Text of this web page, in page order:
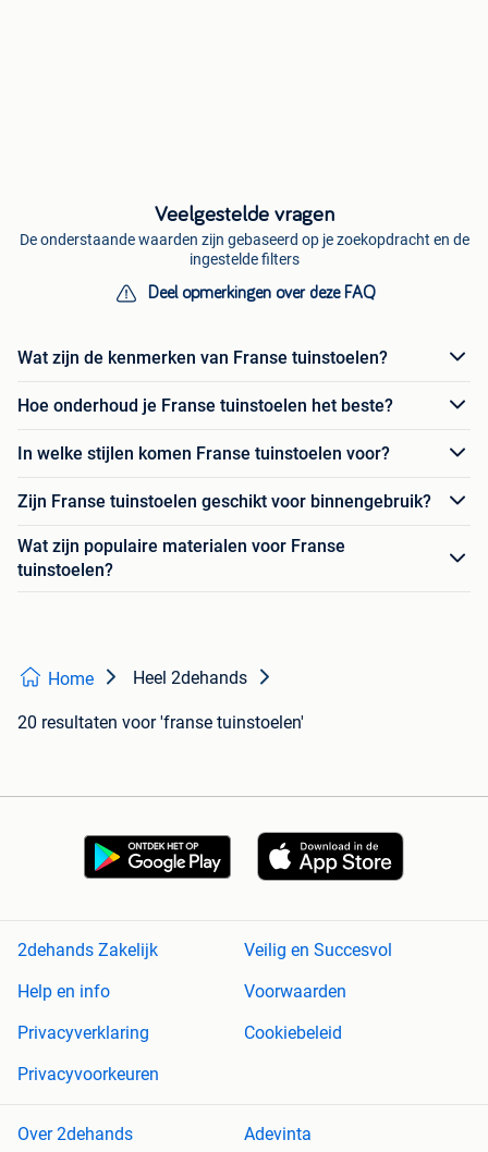
Veelgestelde vragen
De onderstaande waarden zijn gebaseerd op je zoekopdracht en de
ingestelde filters
Deel opmerkingen over deze FAQ
Wat zijn de kenmerken van Franse tuinstoelen?
Hoe onderhoud je Franse tuinstoelen het beste?
In welke stijlen komen Franse tuinstoelen voor?
Zijn Franse tuinstoelen geschikt voor binnengebruik?
Wat zijn populaire materialen voor Franse
tuinstoelen?
Home Heel 2dehands
20 resultaten voor 'franse tuinstoelen'
2dehands Zakelijk
Veilig en Succesvol
Help en info
Voorwaarden
Privacyverklaring
Cookiebeleid
Privacyvoorkeuren
Over 2dehands Adevinta